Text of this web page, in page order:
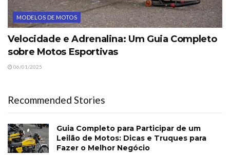
MODELOS DE MOTOS
Velocidade e Adrenalina: Um Guia Completo
sobre Motos Esportivas
06/01/2025
Recommended Stories
Guia Completo para Participar de um
Leilão de Motos: Dicas e Truques para
Fazer o Melhor Negócio